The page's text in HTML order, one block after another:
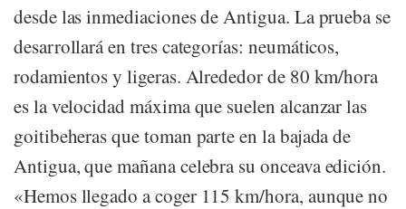
desde las inmediaciones de Antigua. La prueba se
desarrollará en tres categorías: neumáticos,
rodamientos y ligeras. Alrededor de 80 km/hora
es la velocidad máxima que suelen alcanzar las
goitibeheras que toman parte en la bajada de
Antigua, que mañana celebra su onceava edición.
«Hemos llegado a coger 115 km/hora, aunque no